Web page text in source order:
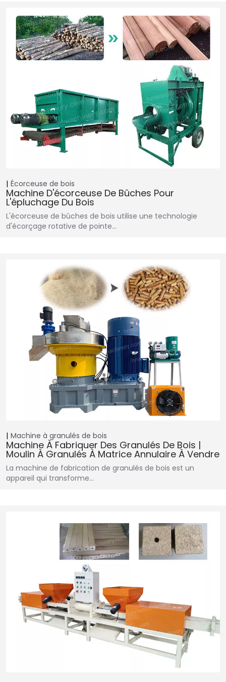
Écorceuse de bois
Machine D'écorceuse De Bûches Pour
L'épluchage Du Bois
L'écorceuse de bûches de bois utilise une technologie
d'écorçage rotative de pointe…
Machine à granulés de bois
Machine À Fabriquer Des Granulés De Bois |
Moulin À Granulés À Matrice Annulaire À Vendre
La machine de fabrication de granulés de bois est un
appareil qui transforme…